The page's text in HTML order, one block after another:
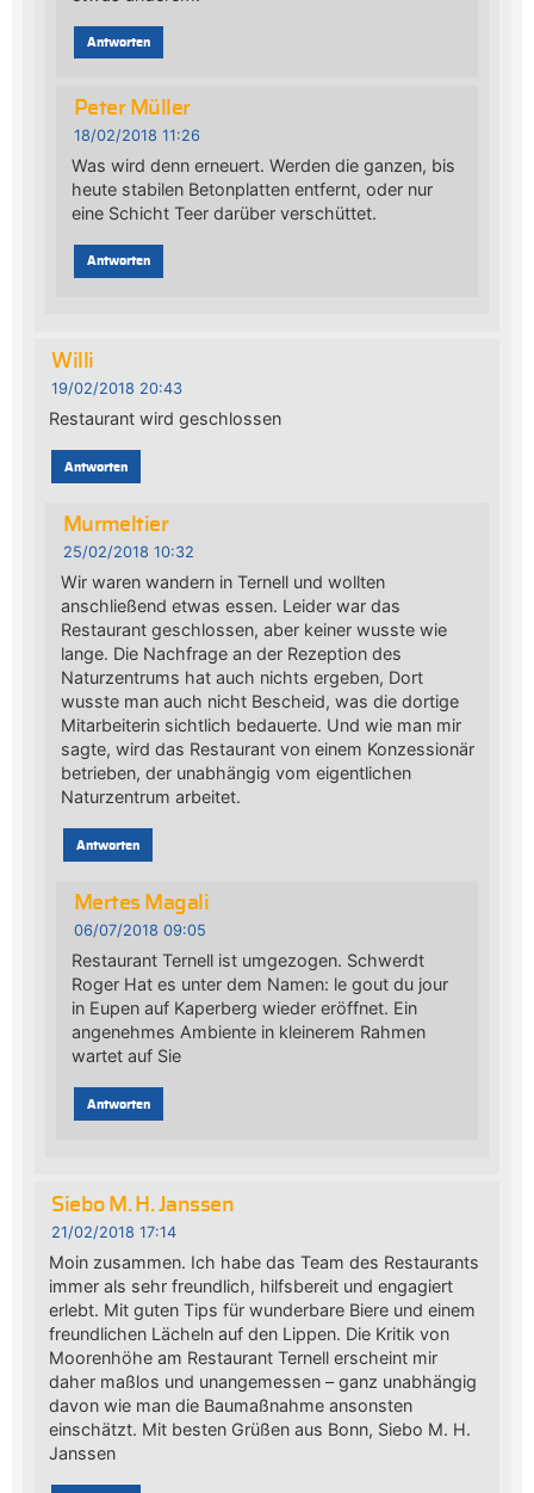
Antworten
Peter Müller
18/02/2018 11:26
Was wird denn erneuert. Werden die ganzen, bis
heute stabilen Betonplatten entfernt, oder nur
eine Schicht Teer darüber verschüttet.
Antworten
Willi
19/02/2018 20:43
Restaurant wird geschlossen
Antworten
Murmeltier
25/02/2018 10:32
Wir waren wandern in Ternell und wollten
anschließend etwas essen. Leider war das
Restaurant geschlossen, aber keiner wusste wie
lange. Die Nachfrage an der Rezeption des
Naturzentrums hat auch nichts ergeben, Dort
wusste man auch nicht Bescheid, was die dortige
Mitarbeiterin sichtlich bedauerte. Und wie man mir
sagte, wird das Restaurant von einem Konzessionär
betrieben, der unabhängig vom eigentlichen
Naturzentrum arbeitet.
Antworten
Mertes Magali
06/07/2018 09:05
Restaurant Ternell ist umgezogen. Schwerdt
Roger Hat es unter dem Namen: le gout du jour
in Eupen auf Kaperberg wieder eröffnet. Ein
angenehmes Ambiente in kleinerem Rahmen
wartet auf Sie
Antworten
Siebo M. H. Janssen
21/02/2018 17:14
Moin zusammen. Ich habe das Team des Restaurants
immer als sehr freundlich, hilfsbereit und engagiert
erlebt. Mit guten Tips für wunderbare Biere und einem
freundlichen Lächeln auf den Lippen. Die Kritik von
Moorenhöhe am Restaurant Ternell erscheint mir
daher maßlos und unangemessen – ganz unabhängig
davon wie man die Baumaßnahme ansonsten
einschätzt. Mit besten Grüßen aus Bonn, Siebo M. H.
Janssen